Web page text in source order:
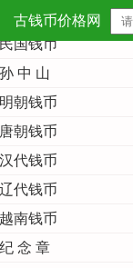
古钱币价格网
首 页
民国钱币
孙 中 山
明朝钱币
唐朝钱币
汉代钱币
辽代钱币
越南钱币
纪 念 章